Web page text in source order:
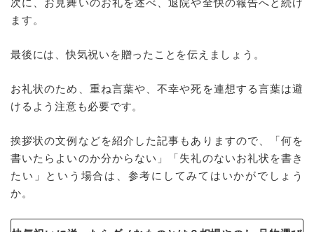
ます。
最後には、快気祝いを贈ったことを伝えましょう。
お礼状のため、重ね言葉や、不幸や死を連想する言葉は避
けるよう注意も必要です。
挨拶状の文例などを紹介した記事もありますので、「何を
書いたらよいのか分からない」「失礼のないお礼状を書き
たい」という場合は、参考にしてみてはいかがでしょう
か。